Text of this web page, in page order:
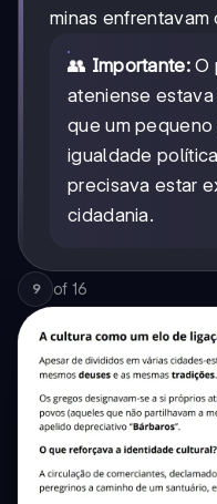
minas
👥 Importante:O
ateniense estava
que um
igualdade
precisava estar
cidadania.
9 of 16